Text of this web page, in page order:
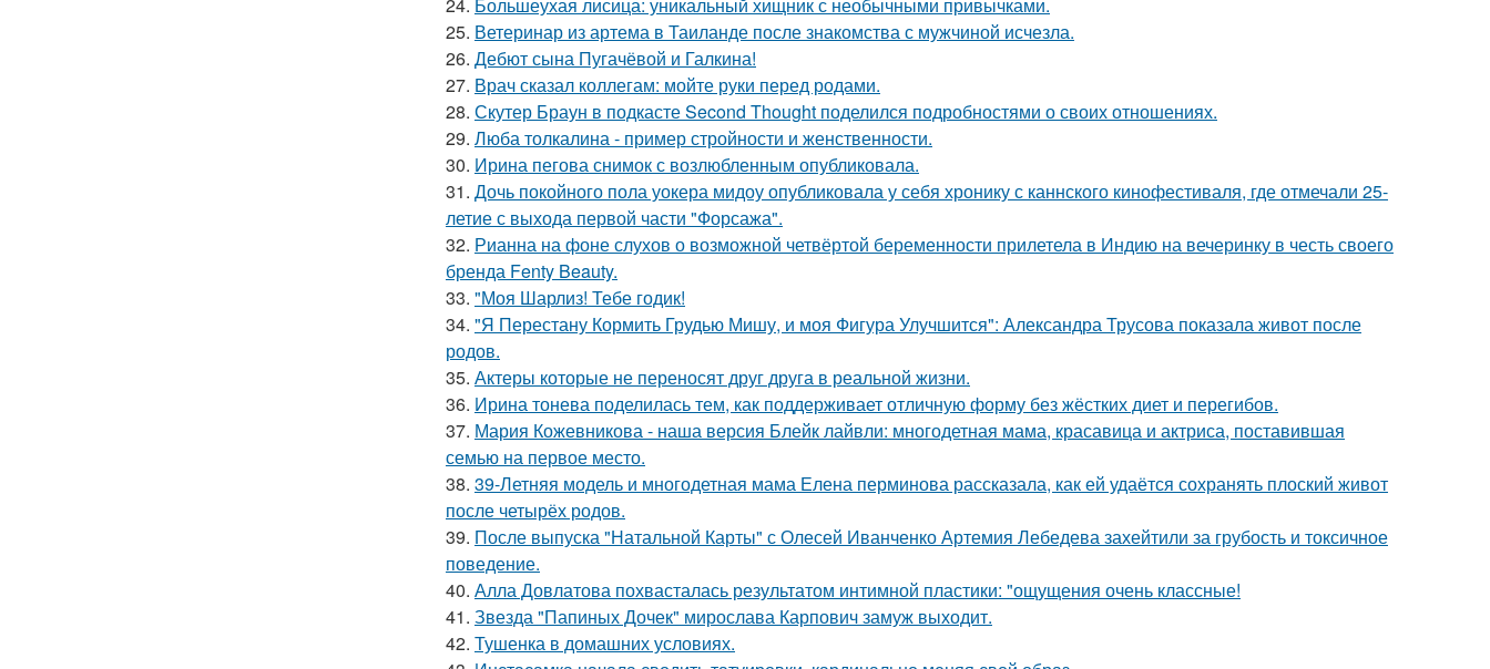
25. Ветеринар из артема в Таиланде после знакомства с мужчиной исчезла.
26. Дебют сына Пугачёвой и Галкина!
27. Врач сказал коллегам: мойте руки перед родами.
28. Скутер Браун в подкасте Second Thought поделился подробностями о своих отношениях.
29. Люба толкалина - пример стройности и женственности.
30. Ирина пегова снимок с возлюбленным опубликовала.
31. Дочь покойного пола уокера мидоу опубликовала у себя хронику с каннского кинофестиваля, где отмечали 25-
летие с выхода первой части "Форсажа".
32. Рианна на фоне слухов о возможной четвёртой беременности прилетела в Индию на вечеринку в честь своего
бренда Fenty Beauty.
33. "Моя Шарлиз! Тебе годик!
34. "Я Перестану Кормить Грудью Мишу, и моя Фигура Улучшится": Александра Трусова показала живот после
родов.
35. Актеры которые не переносят друг друга в реальной жизни.
36. Ирина тонева поделилась тем, как поддерживает отличную форму без жёстких диет и перегибов.
37. Мария Кожевникова - наша версия Блейк лайвли: многодетная мама, красавица и актриса, поставившая
семью на первое место.
38. 39-Летняя модель и многодетная мама Елена перминова рассказала, как ей удаётся сохранять плоский живот
после четырёх родов.
39. После выпуска "Натальной Карты" с Олесей Иванченко Артемия Лебедева захейтили за грубость и токсичное
поведение.
40. Алла Довлатова похвасталась результатом интимной пластики: "ощущения очень классные!
41. Звезда "Папиных Дочек" мирослава Карпович замуж выходит.
42. Тушенка в домашних условиях.